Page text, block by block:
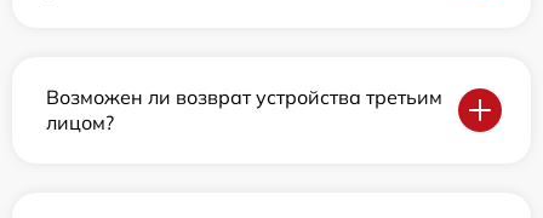
Возможен ли возврат устройства третьим
лицом?